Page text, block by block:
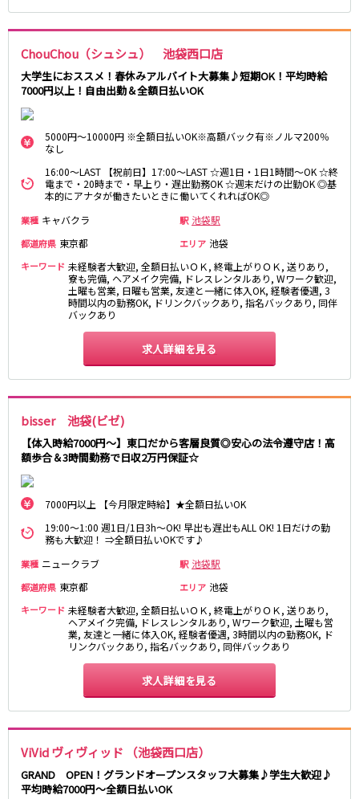
ChouChou（シュシュ） 池袋西口店
大学生におススメ！春休みアルバイト大募集♪短期OK！平均時給
7000円以上！自由出勤＆全額日払いOK
5000円～10000円 ※全額日払いOK※高額バック有※ノルマ200％
なし
16:00～LAST 【祝前日】17:00～LAST ☆週1日・1日1時間～OK ☆終
電まで・20時まで・早上り・遅出勤務OK ☆週末だけの出勤OK ◎基
本的にアナタが働きたいときに働いてくれればOK◎
業種 キャバクラ 駅 池袋駅
都道府県 東京都 エリア 池袋
キーワード 未経験者大歓迎, 全額日払いＯＫ, 終電上がりＯＫ, 送りあり,
寮も完備, ヘアメイク完備, ドレスレンタルあり, Wワーク歓迎,
土曜も営業, 日曜も営業, 友達と一緒に体入OK, 経験者優遇, 3
時間以内の勤務OK, ドリンクバックあり, 指名バックあり, 同伴
バックあり
求人詳細を見る
bisser 池袋(ビゼ)
【体入時給7000円～】東口だから客層良質◎安心の法令遵守店！高
額歩合＆3時間勤務で日収2万円保証☆
7000円以上 【今月限定時給】★全額日払いOK
19:00～1:00 週1日/1日3h～OK! 早出も遅出もALL OK! 1日だけの勤
務も大歓迎！ ⇒全額日払いOKです♪
業種 ニュークラブ 駅 池袋駅
都道府県 東京都 エリア 池袋
キーワード 未経験者大歓迎, 全額日払いＯＫ, 終電上がりＯＫ, 送りあり,
ヘアメイク完備, ドレスレンタルあり, Wワーク歓迎, 土曜も営
業, 友達と一緒に体入OK, 経験者優遇, 3時間以内の勤務OK, ド
リンクバックあり, 指名バックあり, 同伴バックあり
求人詳細を見る
ViVid ヴィヴィッド （池袋西口店）
GRAND OPEN！グランドオープンスタッフ大募集♪学生大歓迎♪
平均時給7000円～全額日払いOK
守谷
大泉学園・石神井公園
西麻布
神奈川県
関内
川崎
厚木
横浜
平塚
福富町・伊勢佐木町
横須賀
上大岡・戸塚
新横浜
武蔵小杉
たまプラーザ・向ヶ丘遊園・鷺沼
元住吉・綱島
川崎中部
横浜東部
川崎北部
茅ヶ崎
桜木町
横浜西部
小田原・湯河原
川越
熊谷
川口
浦和・北浦和
久喜
蕨
上尾
飯能・狭山
深谷
坂戸・東松山
千葉県
千葉
船橋
市川・浦安
市原・木更津・君津
松戸
津田沼
八千代台・勝田台
東金・茂原・長生
栃木県
宇都宮 小山
平井駅
稲毛駅
両国駅
西荻窪駅
東中野駅
飯田橋駅
JR中央線(快速)
新宿駅
立川駅
吉祥寺駅
神田駅
阿佐ヶ谷駅
三鷹駅
国分寺駅
西荻窪駅
武蔵境駅
武蔵小金井駅
東小金井駅
飯田橋駅
西国分寺駅
高尾駅
四ツ谷駅
JR山手線
上野駅
新宿駅
秋葉原駅
神田駅
五反田駅
恵比寿駅
渋谷駅
御徒町駅
品川駅
日暮里駅
大塚駅
高田馬場駅
巣鴨駅
西日暮里駅
新大久保駅
有楽町駅
原宿駅
池袋駅
銀座駅
新宿駅
赤坂見附駅
荻窪駅
新宿三丁目駅